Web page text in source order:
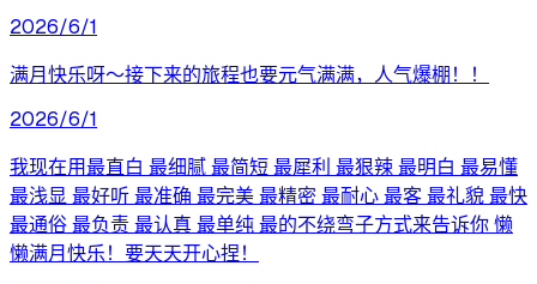
2026/6/1
满月快乐呀～接下来的旅程也要元气满满，人气爆棚！！
2026/6/1
我现在用最直白 最细腻 最简短 最犀利 最狠辣 最明白 最易懂
最浅显 最好听 最准确 最完美 最精密 最耐心 最客 最礼貌 最快
最通俗 最负责 最认真 最单纯 最的不绕弯子方式来告诉你 懒
懒满月快乐！要天天开心捏！